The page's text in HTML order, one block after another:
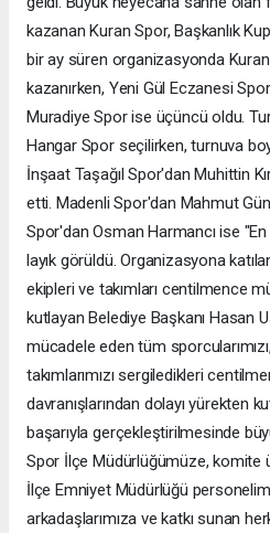
kazanan Kuran Spor, Başkanlık
bir ay süren organizasyonda
kazanırken, Yeni Gül Eczanesi
Muradiye Spor ise üçüncü oldu.
Hangar Spor seçilirken, turnuva
İnşaat Taşağıl Spor'dan Muhittin
etti. Madenli Spor'dan Mahmut
Spor'dan Osman Harmancı ise
layık görüldü. Organizasyona
ekipleri ve takımları centilmence
kutlayan Belediye Başkanı Hasan
mücadele eden tüm
takımlarımızı sergiledikleri
davranışlarından dolayı yürekten
başarıyla gerçekleştirilmesinde
Spor İlçe Müdürlüğümüze, komite
İlçe Emniyet Müdürlüğü
arkadaşlarımıza ve katkı sunan